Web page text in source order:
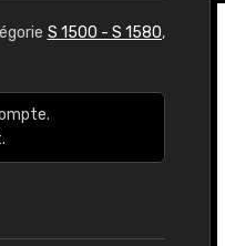
S 1500 - S 1580,